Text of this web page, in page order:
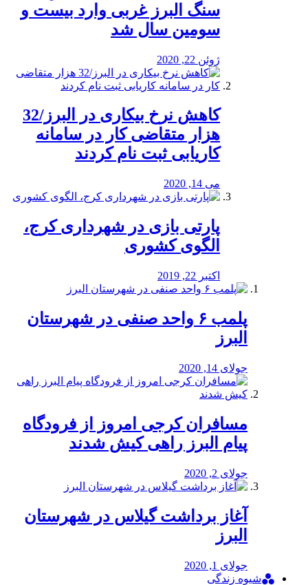
سنگ البرز غربی وارد بیست و
سومین سال شد
ژوئن 22, 2020
کاهش نرخ بیکاری در البرز/32
هزار متقاضی کار در سامانه
کاریابی ثبت نام کردند
می 14, 2020
پارتی بازی در شهرداری کرج،
الگوی کشوری
اکتبر 22, 2019
پلمب ۶ واحد صنفی در شهرستان
البرز
جولای 14, 2020
مسافران کرجی امروز از فرودگاه
پیام البرز راهی کیش شدند
جولای 2, 2020
آغاز برداشت گیلاس در شهرستان
البرز
جولای 1, 2020
شیوه زندگی